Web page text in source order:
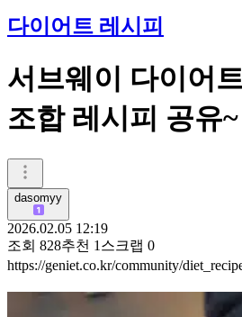
다이어트 레시피
서브웨이 다이어
조합 레시피 공유~
dasomyy
2026.02.05 12:19
조회 828추천 1 스크랩 0
https://geniet.co.kr/community/